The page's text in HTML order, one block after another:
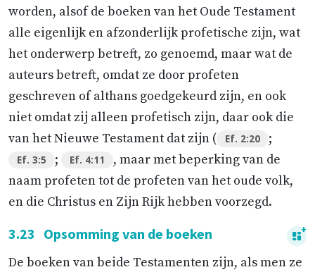
worden, alsof de boeken van het Oude Testament
alle eigenlijk en afzonderlijk profetische zijn, wat
het onderwerp betreft, zo genoemd, maar wat de
auteurs betreft, omdat ze door profeten
geschreven of althans goedgekeurd zijn, en ook
niet omdat zij alleen profetisch zijn, daar ook die
van het Nieuwe Testament dat zijn (
Ef. 2:20 ;
Ef. 3:5 ; Ef. 4:11
, maar met beperking van de
naam profeten tot de profeten van het oude volk,
en die Christus en Zijn Rijk hebben voorzegd.
3.23 Opsomming van de boeken
De boeken van beide Testamenten zijn, als men ze